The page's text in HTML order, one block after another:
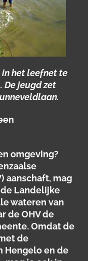
in het leefnet te
De jeugd zet
omgeving?
aanschaft, mag
Landelijke
wateren van
de OHV de
Omdat de
de
Hengelo en de